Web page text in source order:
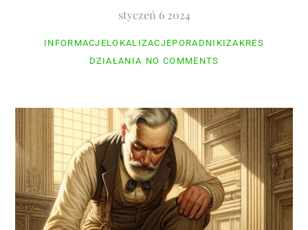
styczeń 6 2024
INFORMACJELOKALIZACJEPORADNIKIZAKRES
DZIAŁANIA NO COMMENTS